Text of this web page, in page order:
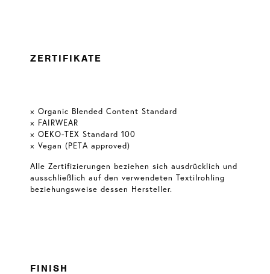
ZERTIFIKATE
× Organic Blended Content Standard
× FAIRWEAR
× OEKO-TEX Standard 100
× Vegan (PETA approved)
Alle Zertifizierungen beziehen sich ausdrücklich und
ausschließlich auf den verwendeten Textilrohling
beziehungsweise dessen Hersteller.
FINISH